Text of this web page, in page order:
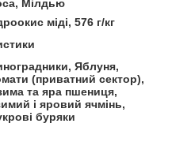
Мілдью
міді, 576 г/кг
Яблуня,
(приватний сектор),
та яра пшениця,
і яровий ячмінь,
буряки